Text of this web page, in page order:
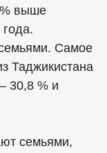
% выше
Самое
Таджикистана
30,8 % и
семьями,